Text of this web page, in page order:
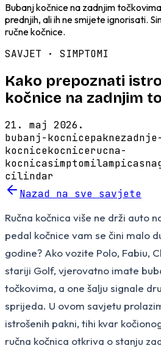
Bubanj kočnice na zadnjim
prednjih, ali ih ne smijete ignorisati.
ručne kočnice.
SAVJET · SIMPTOMI
Kako prepoznati
kočnice na zadnjim
21. maj 2026.
bubanj-kocnicepaknezadnje-
kocnicekocnicerucna-
kocnicasimptomilampica
cilindar
Nazad na sve savjete
Ručna kočnica više ne drži auto
pedal kočnice vam se čini malo
godine? Ako vozite Polo, Fabiu,
stariji Golf, vjerovatno imate
točkovima, a one šalju signale
sprijeda. U ovom savjetu
istrošenih pakni, tihi kvar
ručna kočnica otkriva o stanju